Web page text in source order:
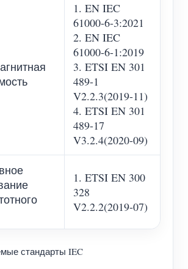
1. EN IEC
61000-6-3:2021
2. EN IEC
61000-6-1:2019
3. ETSI EN 301
489-1
V2.2.3(2019-11)
4. ETSI EN 301
489-17
V3.2.4(2020-09)
1. ETSI EN 300
328
V2.2.2(2019-07)
стандарты IEC